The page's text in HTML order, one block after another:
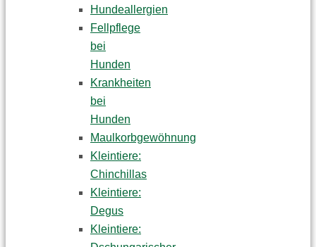
Hundeallergien
Fellpflege
bei
Hunden
Krankheiten
bei
Hunden
Maulkorbgewöhnung
Kleintiere:
Chinchillas
Kleintiere:
Degus
Kleintiere: